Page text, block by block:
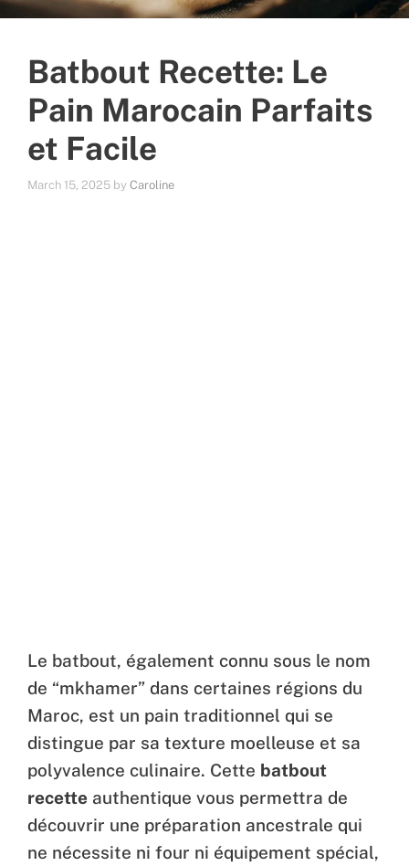
Batbout Recette: Le
Pain Marocain Parfaits
et Facile
March 15, 2025 by Caroline
Le batbout, également connu sous le nom
de “mkhamer” dans certaines régions du
Maroc, est un pain traditionnel qui se
distingue par sa texture moelleuse et sa
polyvalence culinaire. Cette batbout
recette authentique vous permettra de
découvrir une préparation ancestrale qui
ne nécessite ni four ni équipement spécial,